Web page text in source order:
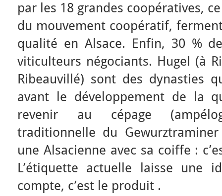
par les 18 grandes coopératives,
du mouvement coopératif,
qualité en Alsace. Enfin, 30 %
viticulteurs négociants. Hugel (à
Ribeauvillé) sont des dynasties
avant le développement de la
revenir au cépage
traditionnelle du
une Alsacienne avec sa coiffe :
L’étiquette actuelle laisse une
compte, c’est le produit .